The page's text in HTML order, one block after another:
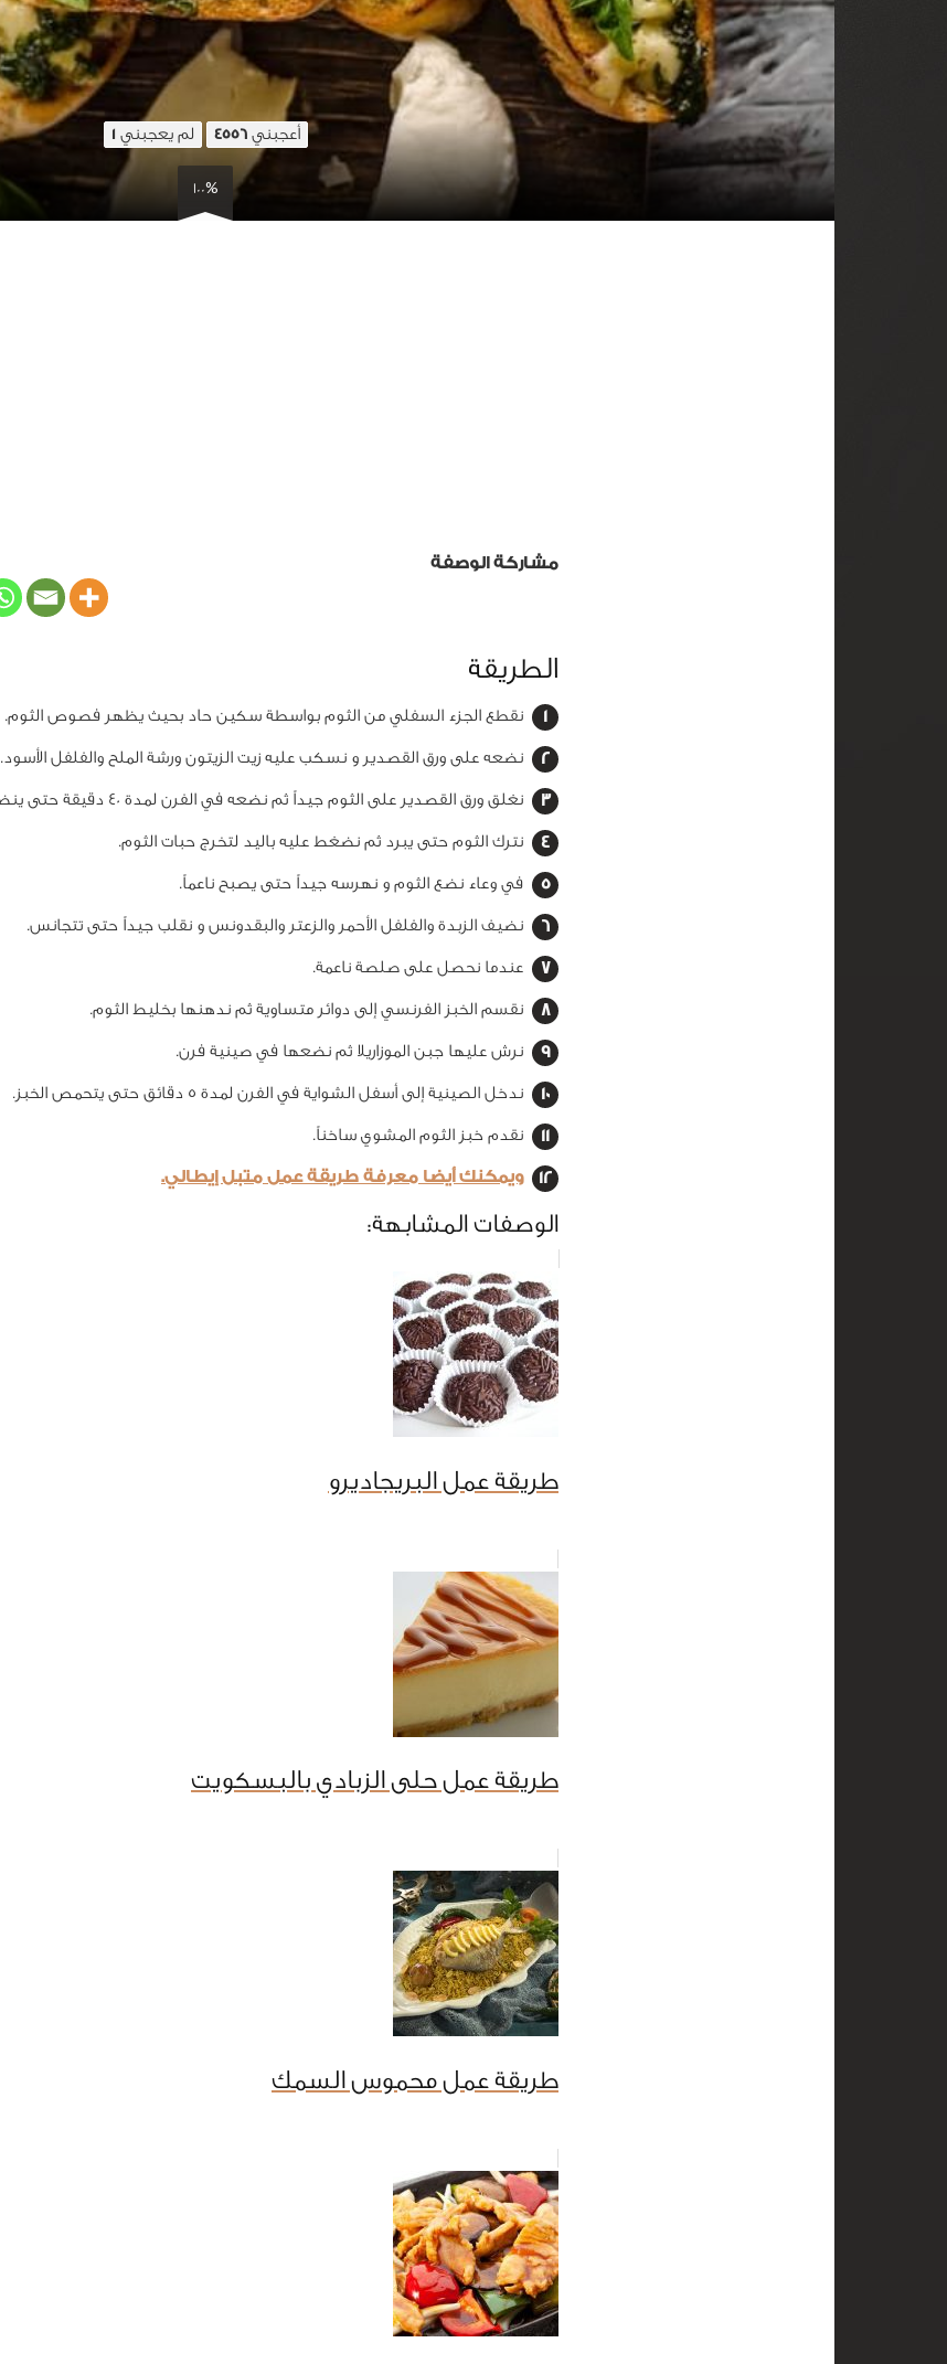
أعجبني4556 لم يعجبني 1
100%
مشاركة الوصفة
الطريقة
نقطع الجزء السفلي من الثوم بواسطة سكين حاد بحيث يظهر فصوص الثوم.
نضعه على ورق القصدير و نسكب عليه زيت الزيتون ورشة الملح والفلفل الأسود.
نغلق ورق القصدير على الثوم جيداً ثم نضعه في الفرن لمدة 40 دقيقة حتى ينضج الثوم ويصبح طري.
نترك الثوم حتى يبرد ثم نضغط عليه باليد لتخرج حبات الثوم.
في وعاء نضع الثوم و نهرسه جيداً حتى يصبح ناعماً.
نضيف الزبدة والفلفل الأحمر والزعتر والبقدونس و نقلب جيداً حتى تتجانس.
عندما نحصل على صلصة ناعمة.
نقسم الخبز الفرنسي إلى دوائر متساوية ثم ندهنها بخليط الثوم.
نرش عليها جبن الموزاريلا ثم نضعها في صينية فرن.
ندخل الصينية إلى أسفل الشواية في الفرن لمدة 5 دقائق حتى يتحمص الخبز.
نقدم خبز الثوم المشوي ساخناً.
ويمكنك أيضا معرفة طريقة عمل متبل إيطالي.
الوصفات المشابهة:
طريقة عمل البريجاديرو
طريقة عمل حلى الزبادي بالبسكويت
طريقة عمل محموس السمك